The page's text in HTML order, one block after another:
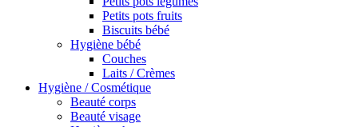
Petits pots fruits
Biscuits bébé
Hygiène bébé
Couches
Laits / Crèmes
Hygiène / Cosmétique
Beauté corps
Beauté visage